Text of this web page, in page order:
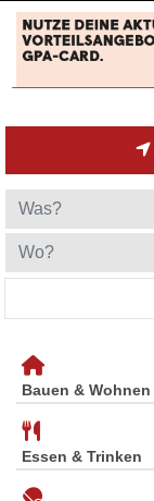
Bauen & Wohnen
Essen & Trinken